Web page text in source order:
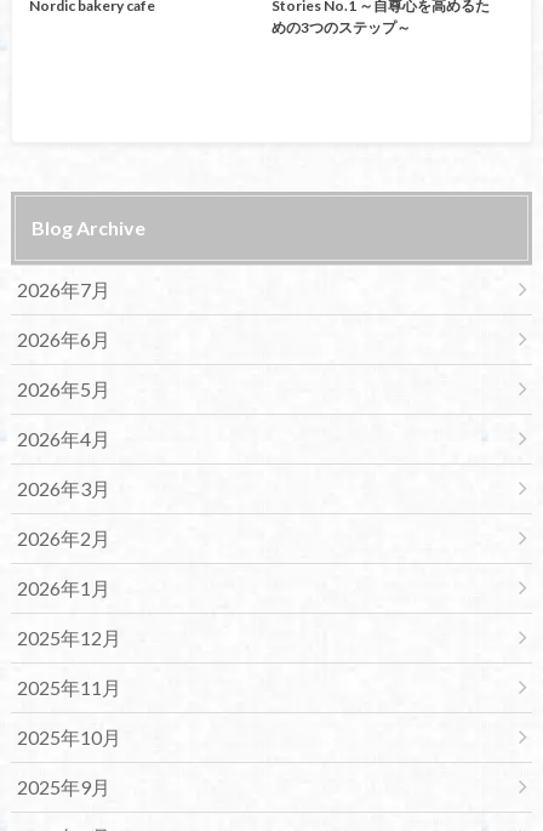
Nordic bakery cafe
Stories No.1 ～自尊心を高めるた
めの3つのステップ～
Blog Archive
2026年7月
2026年6月
2026年5月
2026年4月
2026年3月
2026年2月
2026年1月
2025年12月
2025年11月
2025年10月
2025年9月